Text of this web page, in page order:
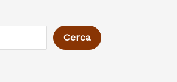
Cerca